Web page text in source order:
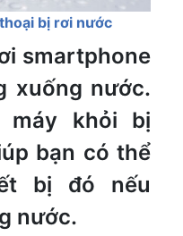
bị rơi nước
smartphone
xuống nước.
máy khỏi bị
bạn có thể
bị đó nếu
nước.